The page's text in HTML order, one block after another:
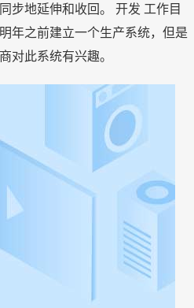
步地延伸和收回。 开发 工作目
年之前建立一个生产系统，但是
对此系统有兴趣。